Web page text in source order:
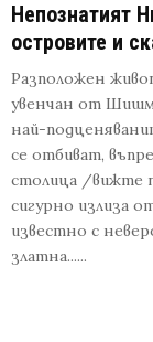
Непознатият
островите и
Разположен
увенчан от
най-
се отбиват,
столица /вижте
сигурно излиза
известно с
златна......